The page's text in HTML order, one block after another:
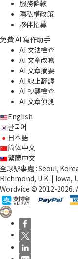
服務條款
隱私權政策
夥伴招募
免費 AI 寫作助手
AI 文法檢查
AI 文章改寫
AI 文章摘要
AI 線上翻譯
AI 抄襲檢查
AI 文章偵測
English
한국어
日本語
简体中文
繁體中文
全球辦事處 : Seoul,
Richmond, U.K. | Iowa,
Wordvice © 2012-2026.